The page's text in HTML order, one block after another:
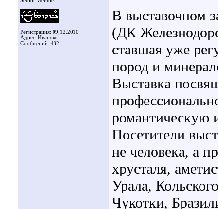
Регистрация: 09.12.2010
Адрес: Иваново
Сообщений: 482
В выставочном
(ДК
ставшая уже
пород и
Выставка
романтическую
Посетители
не человека, а
хрусталя,
Урала,
Чукотки,